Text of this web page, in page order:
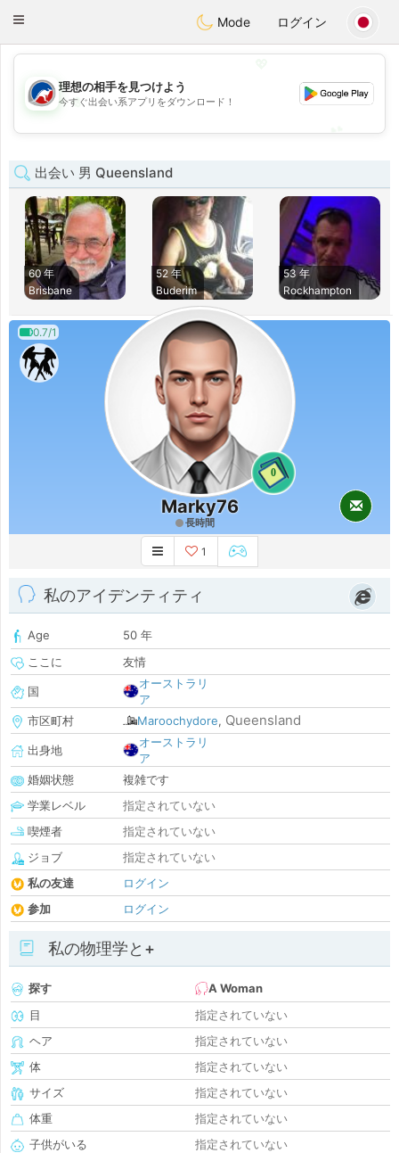
AustraliaChat
Toggle
Mode ログイン
💖
💕
理想の相手を見つけよう
今すぐ出会い系アプリをダウンロード！
出会い 男 Queensland
60 年
Brisbane
52 年
Buderim
53 年
Rockhampton
0.7/1
0
Marky76
長時間
1
私のアイデンティティ
Age
50 年
ここに
友情
国
オーストラリ
ア
市区町村
Maroochydore, Queensland
出身地
オーストラリ
ア
婚姻状態
複雑です
学業レベル
指定されていない
喫煙者
指定されていない
ジョブ
指定されていない
私の友達
ログイン
参加
ログイン
私の物理学と+
探す
A Woman
目
指定されていない
ヘア
指定されていない
体
指定されていない
サイズ
指定されていない
体重
指定されていない
子供がいる
指定されていない